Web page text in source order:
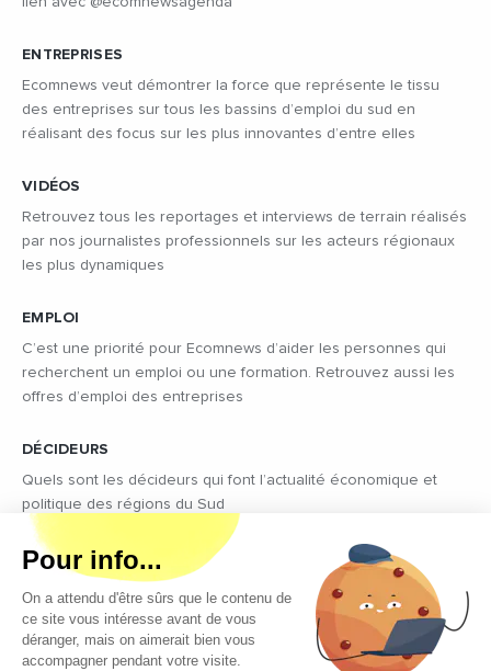
ENTREPRISES
Ecomnews veut démontrer la force que représente le tissu
des entreprises sur tous les bassins d’emploi du sud en
réalisant des focus sur les plus innovantes d’entre elles
VIDÉOS
Retrouvez tous les reportages et interviews de terrain réalisés
par nos journalistes professionnels sur les acteurs régionaux
les plus dynamiques
EMPLOI
C’est une priorité pour Ecomnews d’aider les personnes qui
recherchent un emploi ou une formation. Retrouvez aussi les
offres d’emploi des entreprises
DÉCIDEURS
Quels sont les décideurs qui font l’actualité économique et
politique des régions du Sud
Copyright © 2026 - Tous droits réservés